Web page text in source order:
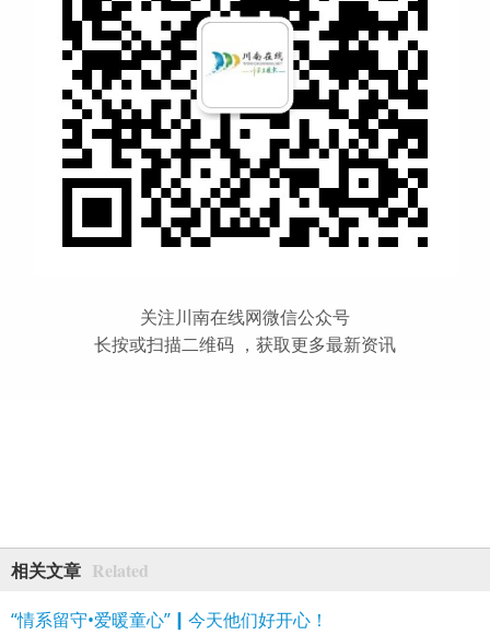
关注川南在线网微信公众号
长按或扫描二维码 ，获取更多最新资讯
相关文章 Related
“情系留守•爱暖童心”┃今天他们好开心！